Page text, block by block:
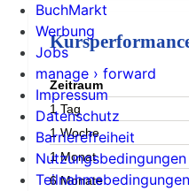
Zeitraum
1 Tag
1 Woche
1 Monat
6 Monate
BuchMarkt
Werbung
Jobs
manage › forward
Impressum
Datenschutz
Barrierefreiheit
Nutzungsbedingungen
Teilnahmebedingungen